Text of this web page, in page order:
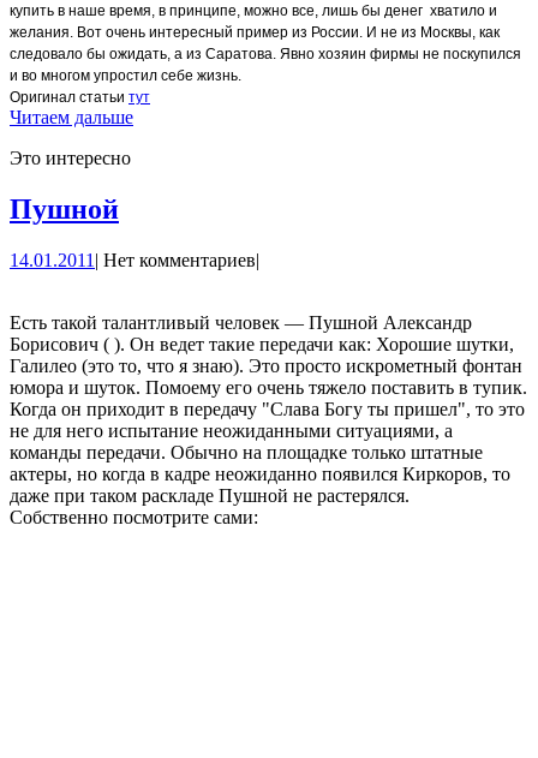
купить в наше время, в принципе, можно все, лишь бы денег хватило и
желания. Вот очень интересный пример из России. И не из Москвы, как
следовало бы ожидать, а из Саратова. Явно хозяин фирмы не поскупился
и во многом упростил себе жизнь.
Оригинал статьи тут
Читаем дальше
Это интересно
ПушнойПушной
14.01.2011 14.01.2011
| Нет комментариев|
Есть такой талантливый человек — Пушной Александр
Борисович ( ). Он ведет такие передачи как: Хорошие шутки,
Галилео (это то, что я знаю). Это просто искрометный фонтан
юмора и шуток. Помоему его очень тяжело поставить в тупик.
Когда он приходит в передачу "Слава Богу ты пришел", то это
не для него испытание неожиданными ситуациями, а
команды передачи. Обычно на площадке только штатные
актеры, но когда в кадре неожиданно появился Киркоров, то
даже при таком раскладе Пушной не растерялся.
Собственно посмотрите сами: